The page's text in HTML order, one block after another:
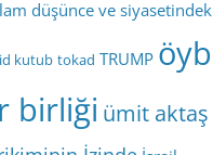
düşünce ve
kutub tokad TRUMP öyb
birliği ümit aktaş